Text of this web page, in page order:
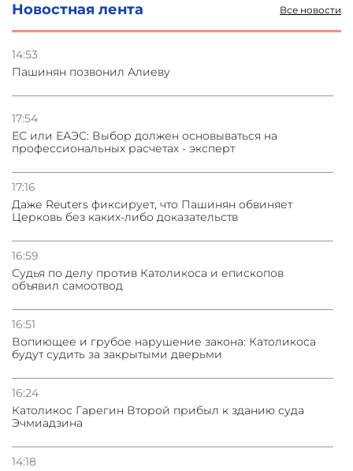
Новостная лента Все новости
14:53
Пашинян позвонил Алиеву
17:54
ЕС или ЕАЭС: Выбор должен основываться на
профессиональных расчетах - эксперт
17:16
Даже Reuters фиксирует, что Пашинян обвиняет
Церковь без каких-либо доказательств
16:59
Судья по делу против Католикоса и епископов
объявил самоотвод
16:51
Вопиющее и грубое нарушение закона: Католикоса
будут судить за закрытыми дверьми
16:24
Католикос Гарегин Второй прибыл к зданию суда
Эчмиадзина
14:18
03.08.2026
Стратегия безопасности ОДКБ допускает применение
Азербайджане
31.07.2026
Сотрудничество и очереди – детали визита главы
погрануправления СНБ Армении в Тбилиси